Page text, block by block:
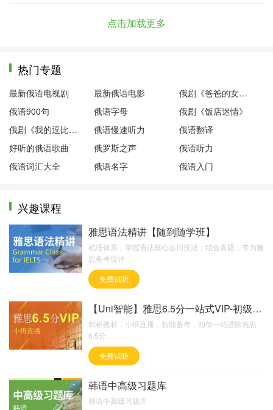
点击加载更多
热门专题
最新俄语电视剧 最新俄语电影
俄剧《爸爸的女儿们》
俄语900句
俄语字母
俄剧《饭店迷情》
俄剧《我的逗比老师》
俄语慢速听力
俄语翻译
好听的俄语歌曲
俄罗斯之声
俄语听力
俄语词汇大全
俄语名字 俄语入门
兴趣课程
雅思语法精讲【随到随学班】
梳理体系，掌握语法核心运用技法；结合真题，专为雅
思备考设计
免费试听
【Uni智能】雅思6.5分一站式VIP-初级起点【
剑桥教材，小班直播，智能备考，助你一站进阶雅思
6.5分
免费试听
韩语中高级习题库
韩语中高级习题库